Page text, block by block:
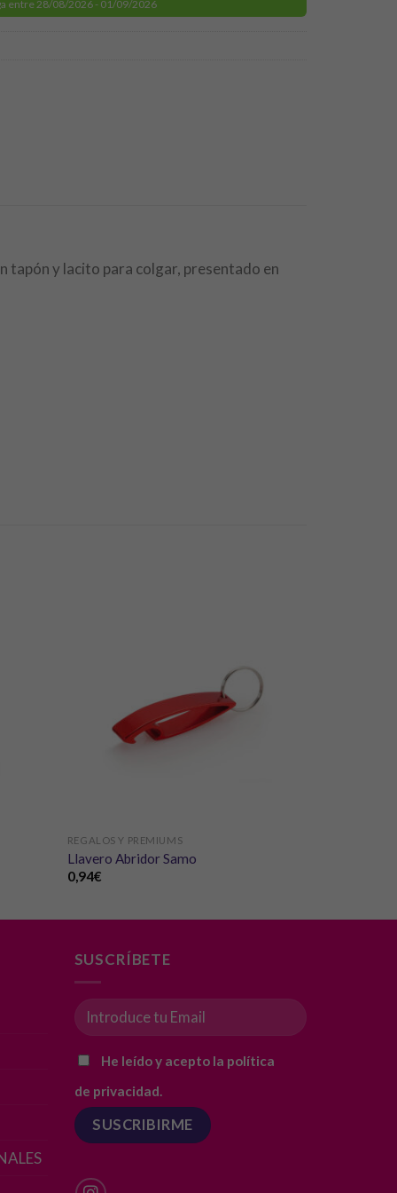
entre 28/08/2026 - 01/09/2026
tapón y lacito para colgar, presentado en
REGALOS Y PREMIUMS
Llavero Abridor Samo
0,94€
SUSCRÍBETE
He leído y acepto la política
de privacidad.